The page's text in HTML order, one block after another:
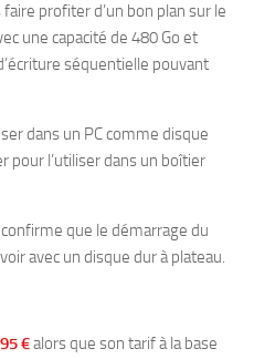
profiter d’un bon plan sur le
une capacité de 480 Go et
séquentielle pouvant
dans un PC comme disque
pour l’utiliser dans un boîtier
que le démarrage du
avec un disque dur à plateau.
€alors que son tarif à la base